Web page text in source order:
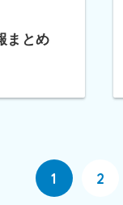
まとめ
1 2